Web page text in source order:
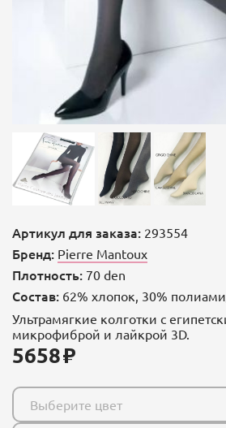
Артикул для заказа: 293554
Бренд: Pierre Mantoux
Плотность: 70 den
Состав: 62% хлопок, 30%
Ультрамягкие колготки с
микрофиброй и лайкрой 3D.
5658
Выберите цвет